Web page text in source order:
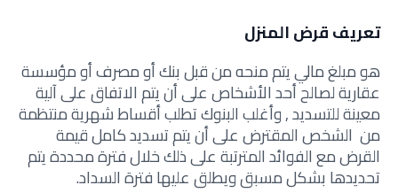
تعريف قرض المنزل
هو مبلغ مالي يتم منحه من قبل بنك أو مصرف أو مؤسسة
عقارية لصالح أحد الأشخاص على أن يتم الاتفاق على آلية
معينة للتسديد , وأغلب البنوك تطلب أقساط شهرية منتظمة
من الشخص المقترض على أن يتم تسديد كامل قيمة
القرض مع الفوائد المترتبة على ذلك خلال فترة محددة يتم
تحديدها بشكل مسبق ويطلق عليها فترة السداد.